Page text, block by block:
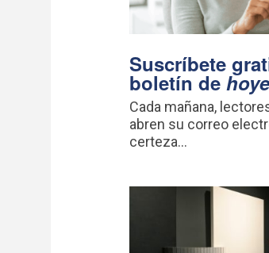
Suscríbete
boletín de
Cada mañana,
abren su correo
certeza...